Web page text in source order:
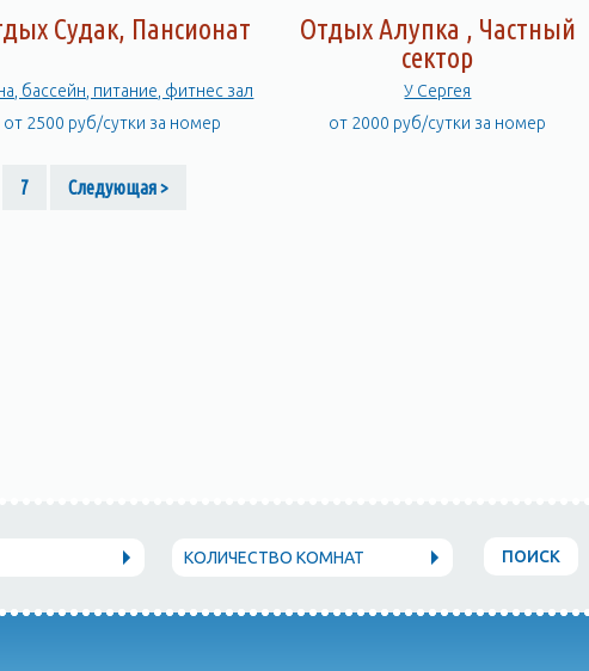
Судак, Пансионат
бассейн, питание, фитнес зал
от 2500 руб/сутки за номер
Отдых Алупка , Частный
сектор
У Сергея
от 2000 руб/сутки за номер
7 Следующая >
КОЛИЧЕСТВО КОМНАТ ПОИСК